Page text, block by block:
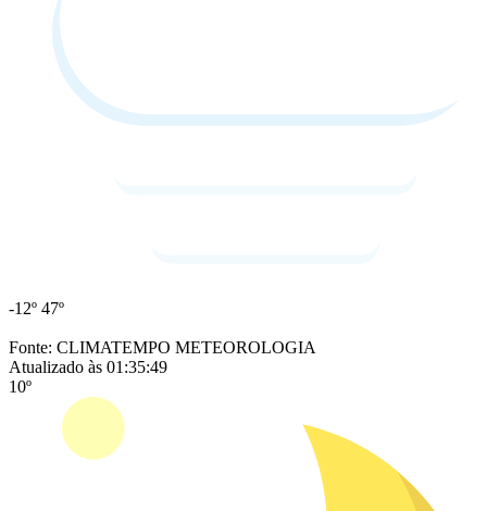
-12º 47º
Fonte: CLIMATEMPO METEOROLOGIA
Atualizado às 01:35:49
10º